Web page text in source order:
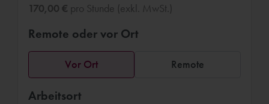
170,00 € pro Stunde (exkl. MwSt.)
Remote oder vor Ort
Vor Ort Remote
Arbeitsort